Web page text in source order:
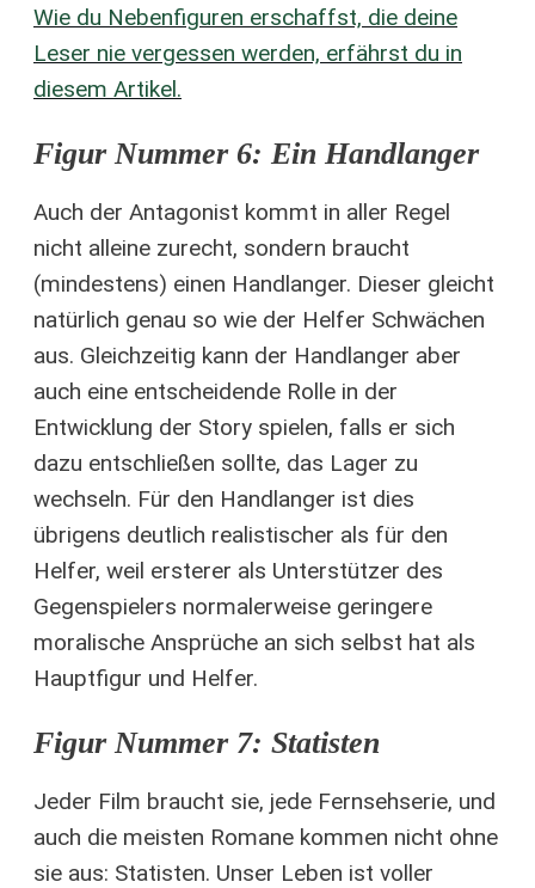
Wie du Nebenfiguren erschaffst, die deine
Leser nie vergessen werden, erfährst du in
diesem Artikel.
Figur Nummer 6: Ein Handlanger
Auch der Antagonist kommt in aller Regel
nicht alleine zurecht, sondern braucht
(mindestens) einen Handlanger. Dieser gleicht
natürlich genau so wie der Helfer Schwächen
aus. Gleichzeitig kann der Handlanger aber
auch eine entscheidende Rolle in der
Entwicklung der Story spielen, falls er sich
dazu entschließen sollte, das Lager zu
wechseln. Für den Handlanger ist dies
übrigens deutlich realistischer als für den
Helfer, weil ersterer als Unterstützer des
Gegenspielers normalerweise geringere
moralische Ansprüche an sich selbst hat als
Hauptfigur und Helfer.
Figur Nummer 7: Statisten
Jeder Film braucht sie, jede Fernsehserie, und
auch die meisten Romane kommen nicht ohne
sie aus: Statisten. Unser Leben ist voller